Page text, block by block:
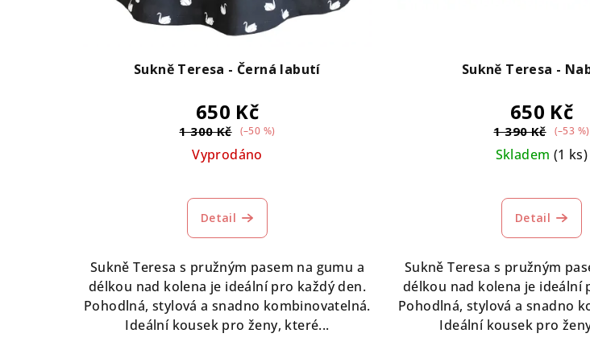
Sukně Teresa - Černá labutí
650 Kč
1 300 Kč (–50 %)
Vyprodáno
Detail
Sukně Teresa s pružným pasem na gumu a
délkou nad kolena je ideální pro každý den.
Pohodlná, stylová a snadno kombinovatelná.
Ideální kousek pro ženy, které...
Sukně Teresa -
650 Kč
1 390 Kč (–53 %)
Skladem (1 ks)
je
5,0
z
5
Detail
Sukně Teresa s pružným
délkou nad kolena je ideální
Pohodlná, stylová a snadno
Ideální kousek pro